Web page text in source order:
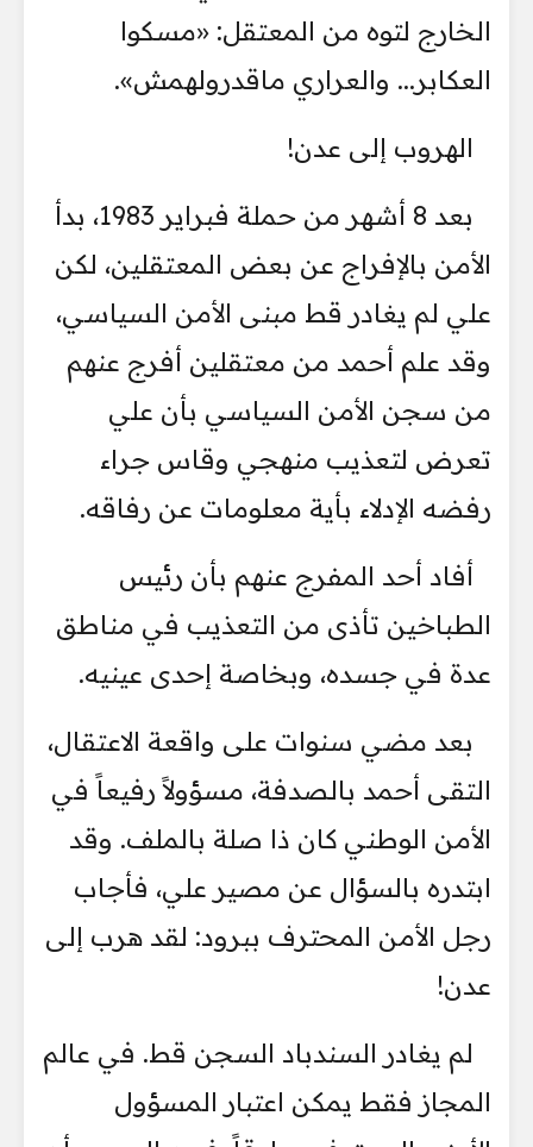
الخارج لتوه من المعتقل: «مسكوا
العكابر... والعراري ماقدرولهمش».
الهروب إلى عدن!
بعد 8 أشهر من حملة فبراير 1983، بدأ
الأمن بالإفراج عن بعض المعتقلين، لكن
علي لم يغادر قط مبنى الأمن السياسي،
وقد علم أحمد من معتقلين أفرج عنهم
من سجن الأمن السياسي بأن علي
تعرض لتعذيب منهجي وقاس جراء
رفضه الإدلاء بأية معلومات عن رفاقه.
أفاد أحد المفرج عنهم بأن رئيس
الطباخين تأذى من التعذيب في مناطق
عدة في جسده، وبخاصة إحدى عينيه.
بعد مضي سنوات على واقعة الاعتقال،
التقى أحمد بالصدفة، مسؤولاً رفيعاً في
الأمن الوطني كان ذا صلة بالملف. وقد
ابتدره بالسؤال عن مصير علي، فأجاب
رجل الأمن المحترف ببرود: لقد هرب إلى
عدن!
لم يغادر السندباد السجن قط. في عالم
المجاز فقط يمكن اعتبار المسؤول